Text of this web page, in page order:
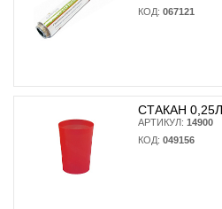
КОД: 067121
СТАКАН
АРТИКУЛ: 14900
КОД: 049156